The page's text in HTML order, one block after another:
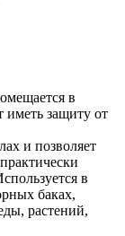
в
иметь защиту от
и позволяет
в
баках,
растений,